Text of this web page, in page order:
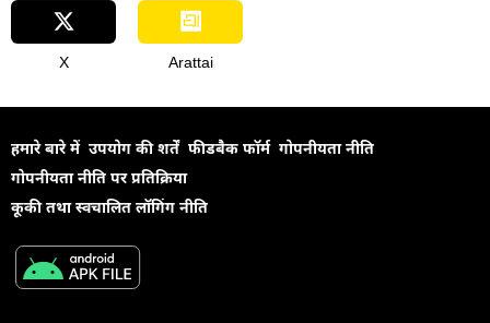
X Arattai
हमारे बारे में उपयोग की शर्तें फीडबैक फॉर्म गोपनीयता नीति
गोपनीयता नीति पर प्रतिक्रिया
कूकी तथा स्वचालित लॉगिंग नीति